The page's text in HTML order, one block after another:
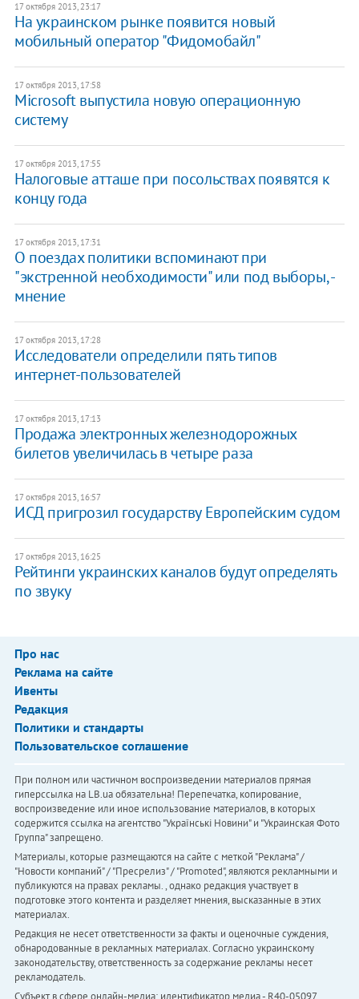
17 октября 2013, 23:17
На украинском рынке появится новый
мобильный оператор "Фидомобайл"
17 октября 2013, 17:58
Microsoft выпустила новую операционную
систему
17 октября 2013, 17:55
Налоговые атташе при посольствах появятся к
концу года
17 октября 2013, 17:31
О поездах политики вспоминают при
"экстренной необходимости" или под выборы, -
мнение
17 октября 2013, 17:28
Исследователи определили пять типов
интернет-пользователей
17 октября 2013, 17:13
Продажа электронных железнодорожных
билетов увеличилась в четыре раза
17 октября 2013, 16:57
​ИСД пригрозил государству Европейским судом
17 октября 2013, 16:25
Рейтинги украинских каналов будут определять
по звуку
Про нас
Реклама на сайте
Ивенты
Редакция
Политики и стандарты
Пользовательское соглашение
При полном или частичном воспроизведении материалов прямая
гиперссылка на LB.ua обязательна! Перепечатка, копирование,
воспроизведение или иное использование материалов, в которых
содержится ссылка на агентство "Українськi Новини" и "Украинская Фото
Группа" запрещено.
Материалы, которые размещаются на сайте с меткой "Реклама" /
"Новости компаний" / "Пресрелиз" / "Promoted", являются рекламными и
публикуются на правах рекламы. , однако редакция участвует в
подготовке этого контента и разделяет мнения, высказанные в этих
материалах.
Редакция не несет ответственности за факты и оценочные суждения,
обнародованные в рекламных материалах. Согласно украинскому
законодательству, ответственность за содержание рекламы несет
рекламодатель.